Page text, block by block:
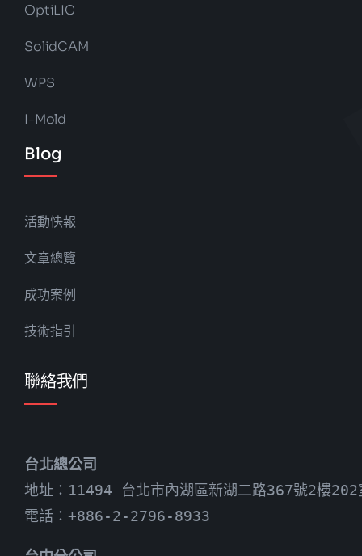
OptiLIC
SolidCAM
WPS
I-Mold
Blog
活動快報
文章總覽
成功案例
技術指引
聯絡我們
台北總公司
地址：11494 台北市內湖區新湖二路367號2樓202
電話：+886-2-2796-8933